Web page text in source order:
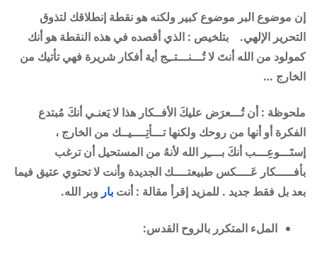
إن موضوع البر موضوع كبير ولكنه هو نقطة إنطلاقك لتذوق
التحرير الإلهي. بتلخيص : الذي أقصده في هذه النقطة هو أنك
كمولود من الله أنتَ لا تُـــنـــتــِج أية أفكار شريرة فهي تأتيك من
الخارج …
ملحوظة : أن تُـــعرَض عليكَ الأفــكار هذا لا يَعنـي أنكَ مُبتدع
الفكرة أو أنها من روحك ولكنها تـــأتِــــيــك من الخارج ،
إستَـــوعِـــب أنكَ بــــِر الله لأنهُ من المستحيل أن ترغب
بأفـــــكار عَــــكس طبيعتــــك الجديدة وأنت لا تحتوي عتيق فيما
بعد بل فقط جديد . للمزيد إقرأ مقالة : أنت بار وبر الله.
الملء المتكرر بالروح القدس: